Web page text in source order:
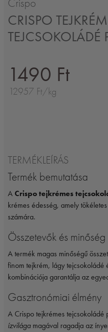
Crispo
CRISPO
TEJCSOKOLÁDÉ
1490 Ft
12957 Ft/kg
TERMÉKLEÍRÁS
Termék bemutatása
A Crispo tejkrémes
krémes édesség, amely
számára.
Összetevők és minőség
A termék magas minőségű
finom tejkrém, lágy tejcsokoládé
kombinációja garantálja az
Gasztronómiai élmény
A Crispo tejkrémes tejcsokoládé
ízvilága magával ragadja az